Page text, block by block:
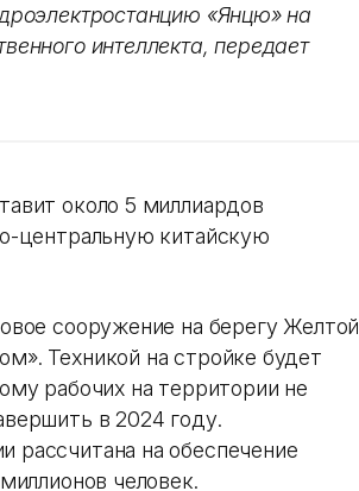
«Янцю» на
интеллекта, передает
около 5 миллиардов
центральную китайскую
сооружение на берегу Желтой
Техникой на стройке будет
рабочих на территории не
в 2024 году.
рассчитана на обеспечение
человек.